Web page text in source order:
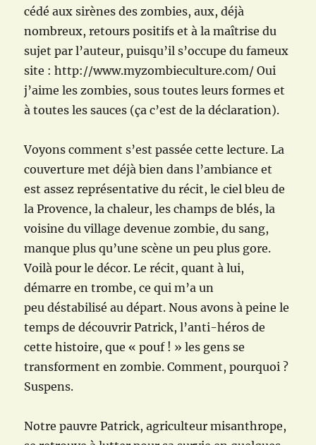
cédé aux sirènes des zombies, aux, déjà
nombreux, retours positifs et à la maîtrise du
sujet par l’auteur, puisqu’il s’occupe du fameux
site : http://www.myzombieculture.com/ Oui
j’aime les zombies, sous toutes leurs formes et
à toutes les sauces (ça c’est de la déclaration).
Voyons comment s’est passée cette lecture. La
couverture met déjà bien dans l’ambiance et
est assez représentative du récit, le ciel bleu de
la Provence, la chaleur, les champs de blés, la
voisine du village devenue zombie, du sang,
manque plus qu’une scène un peu plus gore.
Voilà pour le décor. Le récit, quant à lui,
démarre en trombe, ce qui m’a un
peu déstabilisé au départ. Nous avons à peine le
temps de découvrir Patrick, l’anti-héros de
cette histoire, que « pouf ! » les gens se
transforment en zombie. Comment, pourquoi ?
Suspens.
Notre pauvre Patrick, agriculteur misanthrope,